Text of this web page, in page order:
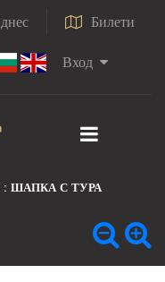
Билети
Вход
ШАПКА С ТУРА